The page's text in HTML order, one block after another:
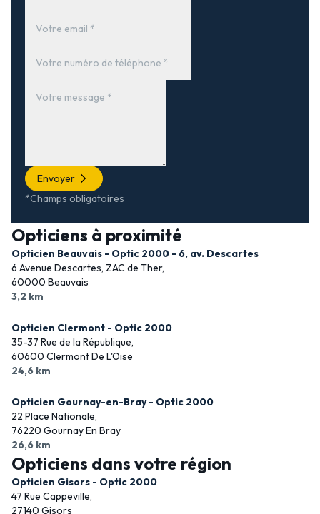
Envoyer
*Champs obligatoires
Opticiens à proximité
Opticien Beauvais - Optic 2000 - 6, av. Descartes
6 Avenue Descartes, ZAC de Ther,
60000 Beauvais
3,2 km
Opticien Clermont - Optic 2000
35-37 Rue de la République,
60600 Clermont De L'Oise
24,6 km
Opticien Gournay-en-Bray - Optic 2000
22 Place Nationale,
76220 Gournay En Bray
26,6 km
Opticiens dans votre région
Opticien Gisors - Optic 2000
47 Rue Cappeville,
27140 Gisors